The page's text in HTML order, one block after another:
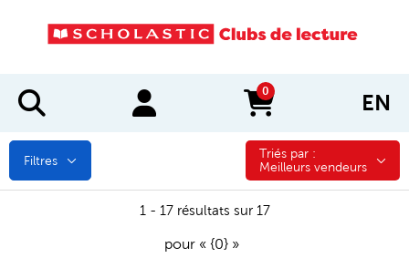
0
items in cart EN
Filtres Triés par :
Triés par :
Meilleurs vendeurs
1 - 17 résultats sur 17
pour « {0} »